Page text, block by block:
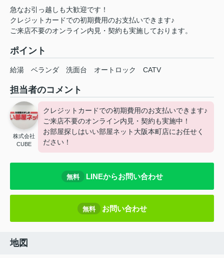
急なお引っ越しも大歓迎です！
クレジットカードでの初期費用のお支払いできます♪
ご来店不要のオンライン内見・契約も実施しております。
ポイント
給湯 ベランダ 洗面台 オートロック CATV
担当者のコメント
株式会社
CUBE
クレジットカードでの初期費用のお支払いできます♪
ご来店不要のオンライン内見・契約も実施中！
お部屋探しはいい部屋ネット大阪本町店にお任せく
ださい！
無料 LINEからお問い合わせ
無料 お問い合わせ
地図